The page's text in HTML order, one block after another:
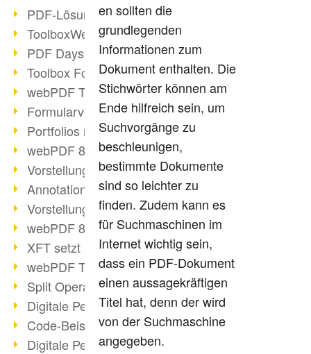
PDF-Lösung für Unternehmen
ToolboxWebService Print Operation
PDF Days 2020
Toolbox Forms Operation
webPDF Toolbox Delete
Formularverarbeitung mit webPDF
Portfolios mit webPDF erstellen
webPDF 8.0 gestartet
Vorstellung weiterer ActionTypes
AnnotationSelection Objekt
Vorstellung weiterer ActionTypes
webPDF 8: Toolbox Neuerungen
XFT setzt auf webPDF
webPDF Toolbox Webservice Image
Split Operation: Dokumente teilen
Digitale Personalakte mit webPDF
Code-Beispiel Attachment Operation
Digitale Personalakte bei REMONDIS
en sollten die
grundlegenden
Informationen zum
Dokument enthalten. Die
Stichwörter können am
Ende hilfreich sein, um
Suchvorgänge zu
beschleunigen,
bestimmte Dokumente
sind so leichter zu
finden. Zudem kann es
für Suchmaschinen im
Internet wichtig sein,
dass ein PDF-Dokument
einen aussagekräftigen
Titel hat, denn der wird
von der Suchmaschine
angegeben.